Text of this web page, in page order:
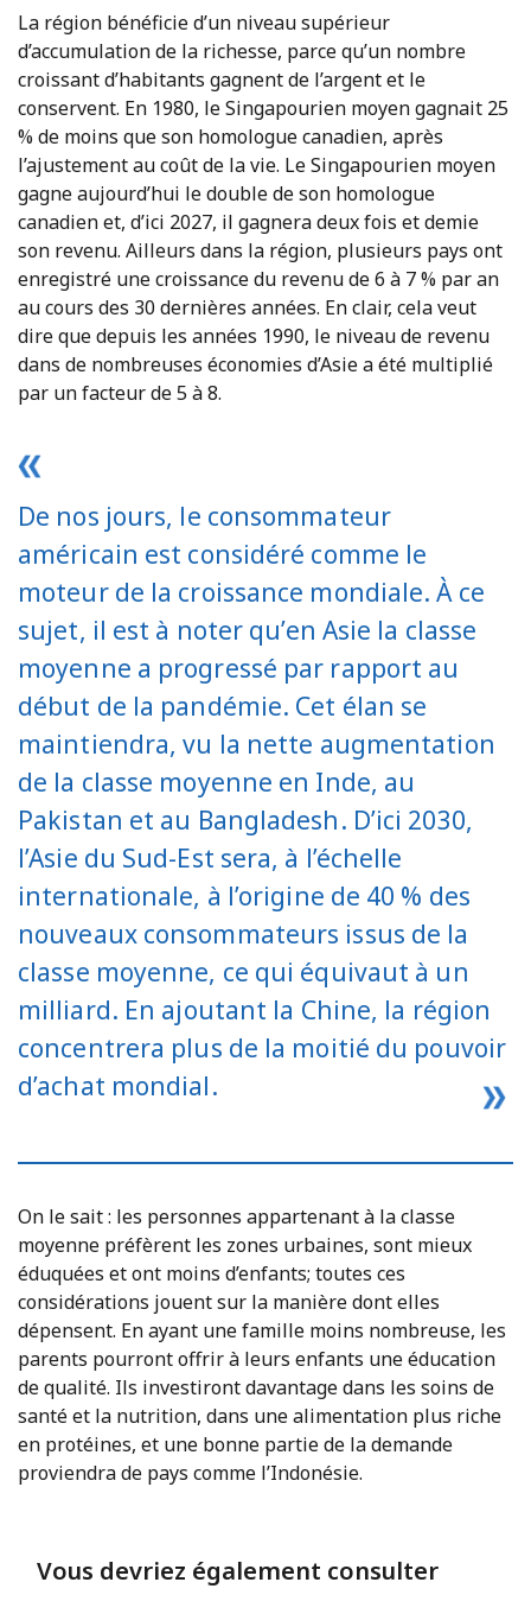
La région bénéficie d’un niveau supérieur
d’accumulation de la richesse, parce qu’un nombre
croissant d’habitants gagnent de l’argent et le
conservent. En 1980, le Singapourien moyen gagnait 25
% de moins que son homologue canadien, après
l’ajustement au coût de la vie. Le Singapourien moyen
gagne aujourd’hui le double de son homologue
canadien et, d’ici 2027, il gagnera deux fois et demie
son revenu. Ailleurs dans la région, plusieurs pays ont
enregistré une croissance du revenu de 6 à 7 % par an
au cours des 30 dernières années. En clair, cela veut
dire que depuis les années 1990, le niveau de revenu
dans de nombreuses économies d’Asie a été multiplié
par un facteur de 5 à 8.
De nos jours, le consommateur
américain est considéré comme le
moteur de la croissance mondiale. À ce
sujet, il est à noter qu’en Asie la classe
moyenne a progressé par rapport au
début de la pandémie. Cet élan se
maintiendra, vu la nette augmentation
de la classe moyenne en Inde, au
Pakistan et au Bangladesh. D’ici 2030,
l’Asie du Sud-Est sera, à l’échelle
internationale, à l’origine de 40 % des
nouveaux consommateurs issus de la
classe moyenne, ce qui équivaut à un
milliard. En ajoutant la Chine, la région
concentrera plus de la moitié du pouvoir
d’achat mondial.
On le sait : les personnes appartenant à la classe
moyenne préfèrent les zones urbaines, sont mieux
éduquées et ont moins d’enfants; toutes ces
considérations jouent sur la manière dont elles
dépensent. En ayant une famille moins nombreuse, les
parents pourront offrir à leurs enfants une éducation
de qualité. Ils investiront davantage dans les soins de
santé et la nutrition, dans une alimentation plus riche
en protéines, et une bonne partie de la demande
proviendra de pays comme l’Indonésie.
Vous devriez également consulter